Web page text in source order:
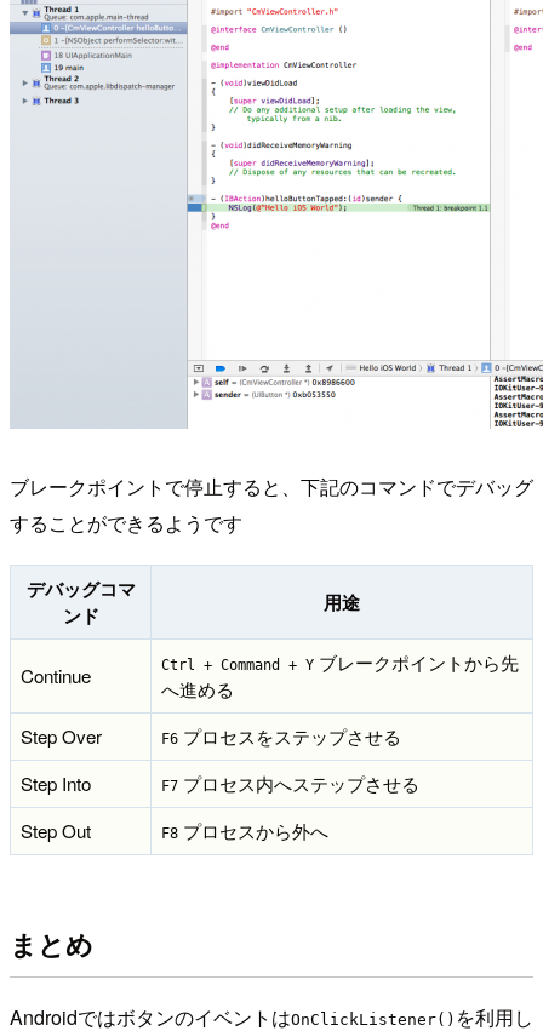
ブレークポイントで停止すると、下記のコマンドでデバッグ
することができるようです
デバッグコマ
ンド
用途
Continue Ctrl + Command + Y ブレークポイントから先
へ進める
Step Over
F6 プロセスをステップさせる
Step Into
F7 プロセス内へステップさせる
Step Out
F8 プロセスから外へ
まとめ
AndroidではボタンのイベントはOnClickListener() を利用し